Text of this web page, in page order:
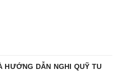
HƯỚNG DẪN NGHI QUỸ TU